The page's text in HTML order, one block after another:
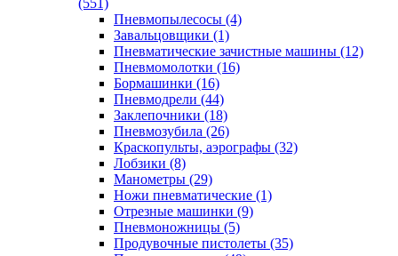
(551)
Пневмопылесосы (4)
Завальцовщики (1)
Пневматические зачистные машины (12)
Пневмомолотки (16)
Бормашинки (16)
Пневмодрели (44)
Заклепочники (18)
Пневмозубила (26)
Краскопульты, аэрографы (32)
Лобзики (8)
Манометры (29)
Ножи пневматические (1)
Отрезные машинки (9)
Пневмоножницы (5)
Продувочные пистолеты (35)